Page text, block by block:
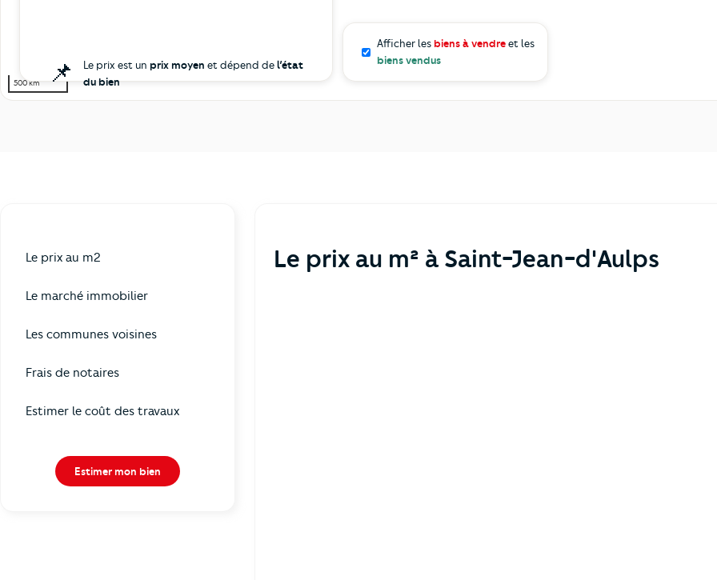
📌 Le prix est un prix moyen et dépend del’état
du bien
500 km
Afficher les biens à vendreet les
biens vendus
Le prix au m2
Le marché immobilier
Les communes voisines
Frais de notaires
Estimer le coût des travaux
Estimer mon bien
Le prix au m² à Saint-Jean-d'Aulps